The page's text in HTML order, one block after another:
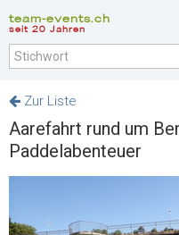
team-events.ch
seit 20 Jahren
Zur Liste
Aarefahrt rund um
Paddelabenteuer